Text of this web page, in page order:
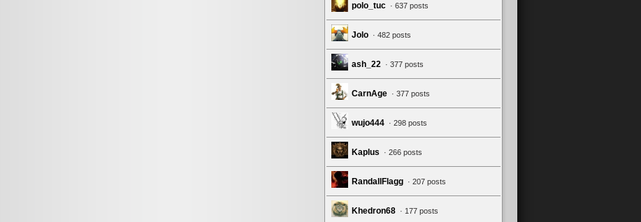
polo_tuc · 637 posts
Jolo · 482 posts
ash_22 · 377 posts
CarnAge · 377 posts
wujo444 · 298 posts
Kaplus · 266 posts
RandallFlagg · 207 posts
Khedron68 · 177 posts